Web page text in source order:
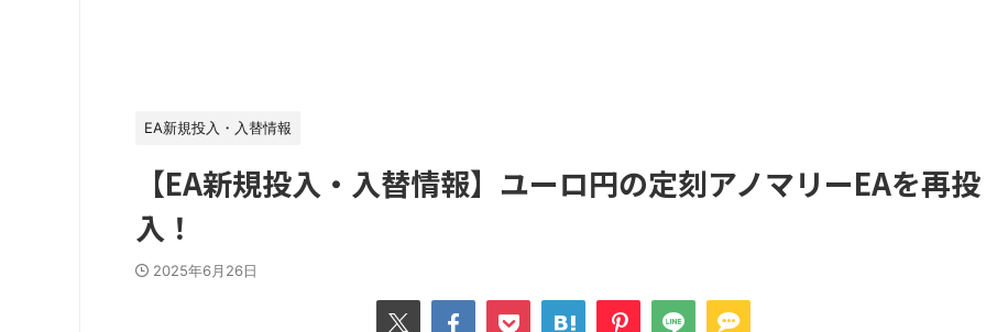
EA新規投入・入替情報
【EA新規投入・入替情報】ユーロ円の定刻アノマリーEAを再投
入！
2025年6月26日